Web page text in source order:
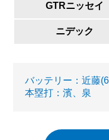
GTRニッセイ
ニデック
バッテリー：近藤
本塁打：濱、泉